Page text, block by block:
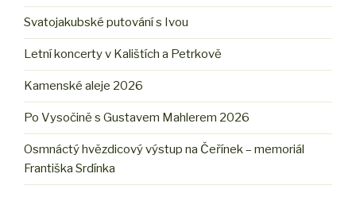
Svatojakubské putování s Ivou
Letní koncerty v Kalištích a Petrkově
Kamenské aleje 2026
Po Vysočině s Gustavem Mahlerem 2026
Osmnáctý hvězdicový výstup na Čeřínek – memoriál
Františka Srdínka